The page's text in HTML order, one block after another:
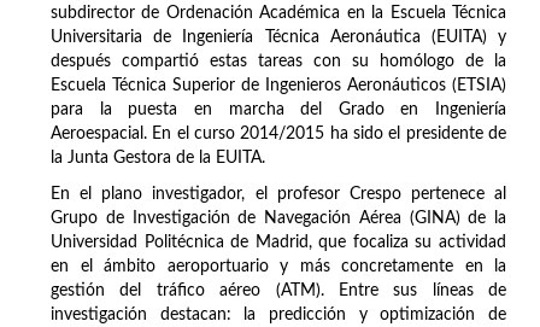
subdirector de Ordenación Académica en la Escuela Técnica
Universitaria de Ingeniería Técnica Aeronáutica (EUITA) y
después compartió estas tareas con su homólogo de la
Escuela Técnica Superior de Ingenieros Aeronáuticos (ETSIA)
para la puesta en marcha del Grado en Ingeniería
Aeroespacial. En el curso 2014/2015 ha sido el presidente de
la Junta Gestora de la EUITA.
En el plano investigador, el profesor Crespo pertenece al
Grupo de Investigación de Navegación Aérea (GINA) de la
Universidad Politécnica de Madrid, que focaliza su actividad
en el ámbito aeroportuario y más concretamente en la
gestión del tráfico aéreo (ATM). Entre sus líneas de
investigación destacan: la predicción y optimización de